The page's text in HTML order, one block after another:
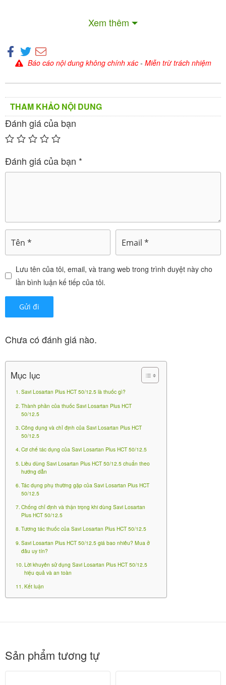
Xem thêm
Savi Losartan Plus HCT 50/12.5 là thuốc gì?
phần Dược phẩm SaVi(Savipharm) – Việt Nam.
Thuốc được đăng ký lưu hành với số VD-20810-14,
thuộc nhóm thuốc tim mạch kê đơn.
Savi Candesartan 4 H30v
Losartan kali 50mg
(tương đương losartan
45.76mg)
Hydrochlorothiazide 12.5mg
Thuốc đóng gói phổ biến: hộp3 vỉ x 10 viên
viên/hộp), dạng viên nén bao phim dễ uống, thường
màu trắng hoặc trắng ngà.
Sự phối hợp Losartan (ARB) và Hydrochlorothiazide
(lợi tiểu) tạo hiệu quả hiệp đồng: hạ huyết áp mạnh
hơn khi dùng riêng lẻ, đồng thời giảm nguy cơ biến
chứng tim mạch lâu dài, đặc biệt ở bệnh nhân tăng
huyết áp kèm phì đại thất trái.
Thành phần của thuốc Savi Losartan Plus
HCT 50/12.5
Hoạt chất chính
povidone, magnesi stearat, hypromellose, titan
dioxide, macrogol, polysorbat 80, v.v. – thành phần
Báo cáo nội dung không chính xác- Miễn trừ trách nhiệm
THAM KHẢO NỘI DUNG
Đánh giá của bạn
Đánh giá của bạn *
Lưu tên của tôi, email, và trang web trong trình duyệt này cho
lần bình luận kế tiếp của tôi.
Chưa có đánh giá nào.
Mục lục
Savi Losartan Plus HCT 50/12.5 là thuốc gì?
Thành phần của thuốc Savi Losartan Plus HCT
50/12.5
Công dụng và chỉ định của Savi Losartan Plus HCT
50/12.5
Cơ chế tác dụng của Savi Losartan Plus HCT 50/12.5
Liều dùng Savi Losartan Plus HCT 50/12.5 chuẩn theo
hướng dẫn
Tác dụng phụ thường gặp của Savi Losartan Plus HCT
50/12.5
Chống chỉ định và thận trọng khi dùng Savi Losartan
Plus HCT 50/12.5
Tương tác thuốc của Savi Losartan Plus HCT 50/12.5
Savi Losartan Plus HCT 50/12.5 giá bao nhiêu? Mua ở
đâu uy tín?
Lời khuyên sử dụng Savi Losartan Plus HCT 50/12.5
hiệu quả và an toàn
Kết luận
Sản phẩm tương tự